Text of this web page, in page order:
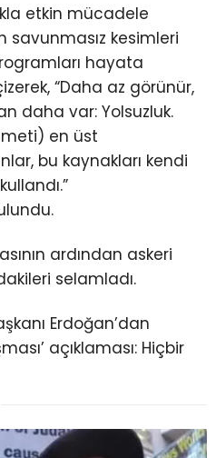
etkin mücadele
savunmasız kesimleri
hayata
“Daha az görünür,
daha var: Yolsuzluk.
en üst
bu kaynakları kendi
ardından askeri
selamladı.
Erdoğan’dan
açıklaması: Hiçbir